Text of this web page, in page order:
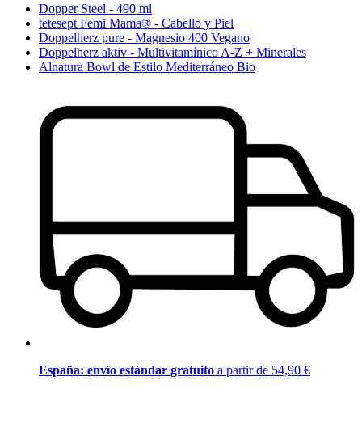
Dopper Steel - 490 ml
tetesept Femi Mama® - Cabello y Piel
Doppelherz pure - Magnesio 400 Vegano
Doppelherz aktiv - Multivitamínico A-Z + Minerales
Alnatura Bowl de Estilo Mediterráneo Bio
España: envío estándar gratuito a partir de 54,90 €